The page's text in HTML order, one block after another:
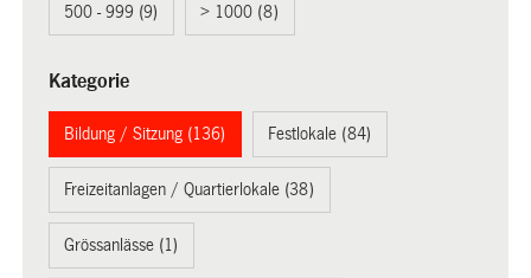
500 - 999 (9) > 1000 (8)
Kategorie
Bildung / Sitzung (136) Festlokale (84)
Freizeitanlagen / Quartierlokale (38)
Grössanlässe (1)